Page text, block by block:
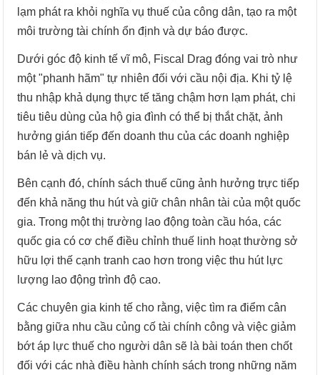
lạm phát ra khỏi nghĩa vụ thuế của công dân, tạo ra một
môi trường tài chính ổn định và dự báo được.
Dưới góc độ kinh tế vĩ mô, Fiscal Drag đóng vai trò như
một "phanh hãm" tự nhiên đối với cầu nội địa. Khi tỷ lệ
thu nhập khả dụng thực tế tăng chậm hơn lạm phát, chi
tiêu tiêu dùng của hộ gia đình có thể bị thắt chặt, ảnh
hưởng gián tiếp đến doanh thu của các doanh nghiệp
bán lẻ và dịch vụ.
Bên cạnh đó, chính sách thuế cũng ảnh hưởng trực tiếp
đến khả năng thu hút và giữ chân nhân tài của một quốc
gia. Trong một thị trường lao động toàn cầu hóa, các
quốc gia có cơ chế điều chỉnh thuế linh hoạt thường sở
hữu lợi thế cạnh tranh cao hơn trong việc thu hút lực
lượng lao động trình độ cao.
Các chuyên gia kinh tế cho rằng, việc tìm ra điểm cân
bằng giữa nhu cầu củng cố tài chính công và việc giảm
bớt áp lực thuế cho người dân sẽ là bài toán then chốt
đối với các nhà điều hành chính sách trong những năm